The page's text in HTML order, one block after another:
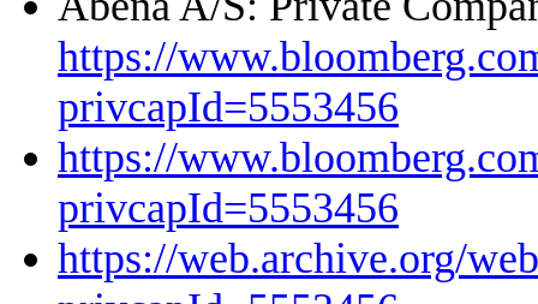
https://
privcapId=5553456
https://
privcapId=5553456
https://web.archive.org/